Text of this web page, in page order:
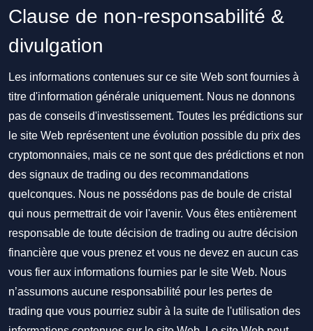
Clause de non-responsabilité &
divulgation
Les informations contenues sur ce site Web sont fournies à
titre d'information générale uniquement. Nous ne donnons
pas de conseils d'investissement. Toutes les prédictions sur
le site Web représentent une évolution possible du prix des
cryptomonnaies, mais ce ne sont que des prédictions et non
des signaux de trading ou des recommandations
quelconques. Nous ne possédons pas de boule de cristal
qui nous permettrait de voir l'avenir. Vous êtes entièrement
responsable de toute décision de trading ou autre décision
financière que vous prenez et vous ne devez en aucun cas
vous fier aux informations fournies par le site Web. Nous
n’assumons aucune responsabilité pour les pertes de
trading que vous pourriez subir à la suite de l'utilisation des